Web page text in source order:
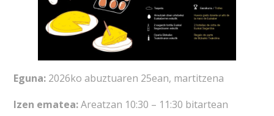
Eguna:2026ko abuztuaren 25ean, martitzena
Izen ematea:Areatzan 10:30 – 11:30 bitartean